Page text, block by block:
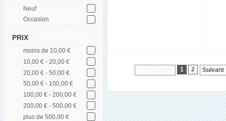
Neuf
Occasion
PRIX
moins de 10,00 €
10,00 € - 20,00 €
20,00 € - 50,00 €
50,00 € - 100,00 €
100,00 € - 200,00 €
200,00 € - 500,00 €
plus de 500,00 €
1 2 Suivant